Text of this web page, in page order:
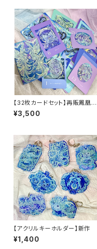
【32枚カードセット】再販鳳凰パ
ッケージ DREAMY VISION オ
ラクルカード 絵 意味
¥3,500
【アクリルキーホルダー】新作
¥1,400